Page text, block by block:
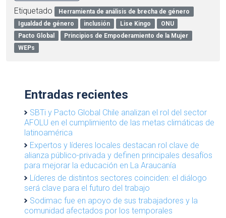
Etiquetado
Herramienta de análisis de brecha de género
Igualdad de género
inclusión Lise Kingo
ONU
Pacto Global
Principios de Empoderamiento de la Mujer
WEPs
Entradas recientes
SBTi y Pacto Global Chile analizan el rol del sector
AFOLU en el cumplimiento de las metas climáticas de
latinoamérica
Expertos y líderes locales destacan rol clave de
alianza público-privada y definen principales desafíos
para mejorar la educación en La Araucanía
Líderes de distintos sectores coinciden: el diálogo
será clave para el futuro del trabajo
Sodimac fue en apoyo de sus trabajadores y la
comunidad afectados por los temporales